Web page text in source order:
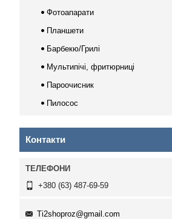
Фотоапарати
Планшети
Барбекю/Грилі
Мультипічі, фритюрниці
Пароочисник
Пилосос
Контакти
+380 (63) 487-69-59
Ti2shoproz@gmail.com